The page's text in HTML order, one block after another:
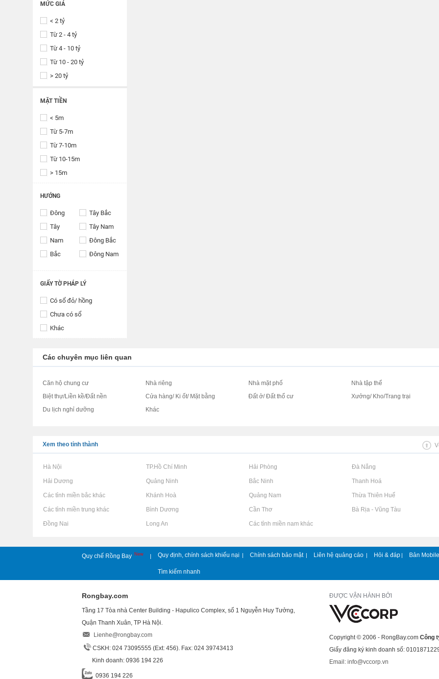
MỨC GIÁ
< 2 tỷ
Từ 2 - 4 tỷ
Từ 4 - 10 tỷ
Từ 10 - 20 tỷ
> 20 tỷ
MẶT TIỀN
< 5m
Từ 5-7m
Từ 7-10m
Từ 10-15m
> 15m
HƯỚNG
Đông
Tây Bắc
Tây
Tây Nam
Nam
Đông Bắc
Bắc
Đông Nam
GIẤY TỜ PHÁP LÝ
Có sổ đỏ/ hồng
Chưa có sổ
Khác
Các chuyên mục liên quan
Căn hộ chung cư Nhà riêng Nhà mặt phố
Nhà tập thể
Biệt thự/Liền kề/Đất nền
Cửa hàng/ Ki ốt/ Mặt bằng Đất ở/ Đất thổ cư
Xưởng/ Kho/Trang trại
Du lịch nghỉ dưỡng
Khác
Xem theo tỉnh thành
Rao vặt tại Hà Nội Rao vặt tại TP.Hồ Chí Minh Rao vặt tại Hải Phòng Rao vặt tại Đà Nẵng
Rao vặt tại Hải Dương Rao vặt tại Quảng Ninh Rao vặt tại Bắc Ninh Rao vặt tại Thanh Hoá
Rao vặt tại Các tỉnh miền bắc khác Rao vặt tại Khánh Hoà Rao vặt tại Quảng Nam Rao vặt tại Thừa Thiên Huế
Rao vặt tại Các tỉnh miền trung khác Rao vặt tại Bình Dương Rao vặt tại Cần Thơ Rao vặt tại Bà Rịa - Vũng Tàu
Rao vặt tại Đồng Nai Rao vặt tại Long An Rao vặt tại Các tỉnh miền nam khác
Quy chế Rồng Bay New | Quy định, chính sách khiếu nại | Chính sách bảo mật | Liên hệ quảng cáo | Hỏi & đáp | Bản Mobile
Tìm kiếm nhanh
Rongbay.com
Tầng 17 Tòa nhà Center Building - Hapulico Complex, số 1 Nguyễn Huy Tưởng,
Quận Thanh Xuân, TP Hà Nội.
Lienhe@rongbay.com
CSKH: 024 73095555 (Ext: 456). Fax: 024 39743413
Kinh doanh: 0936 194 226
0936 194 226
ĐƯỢC VẬN HÀNH BỞI
Copyright © 2006 - RongBay.com Công
Giấy đăng ký kinh doanh số:
Email: info@vccorp.vn